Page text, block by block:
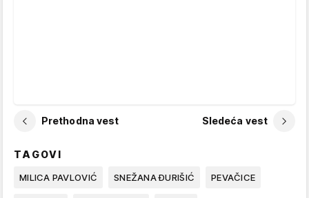
Prethodna vest Sledeća vest
TAGOVI
MILICA PAVLOVIĆ SNEŽANA ĐURIŠIĆ PEVAČICE